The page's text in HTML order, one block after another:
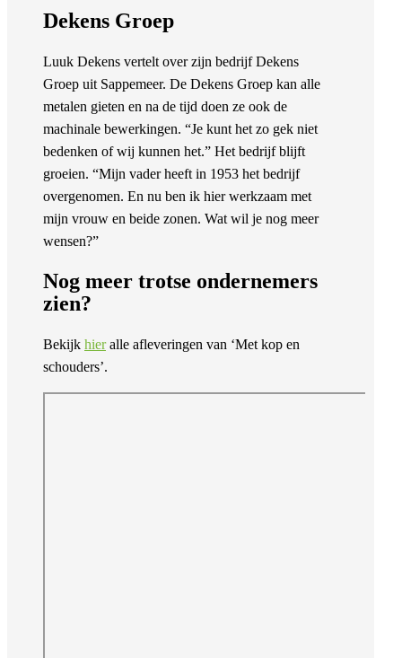
Dekens Groep
Luuk Dekens vertelt over zijn bedrijf Dekens
Groep uit Sappemeer. De Dekens Groep kan alle
metalen gieten en na de tijd doen ze ook de
machinale bewerkingen. “Je kunt het zo gek niet
bedenken of wij kunnen het.” Het bedrijf blijft
groeien. “Mijn vader heeft in 1953 het bedrijf
overgenomen. En nu ben ik hier werkzaam met
mijn vrouw en beide zonen. Wat wil je nog meer
wensen?”
Nog meer trotse ondernemers
zien?
Bekijk hieralle afleveringen van ‘Met kop en
schouders’.